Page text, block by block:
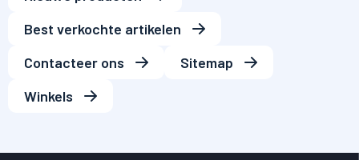
Best verkochte artikelen
Contacteer ons
Sitemap
Winkels